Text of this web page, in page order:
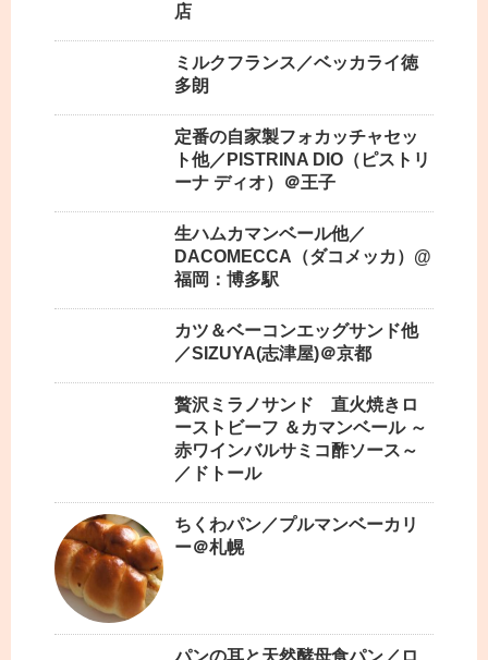
店
ミルクフランス／ベッカライ徳
多朗
定番の自家製フォカッチャセッ
ト他／PISTRINA DIO（ピストリ
ーナ ディオ）＠王子
生ハムカマンベール他／
DACOMECCA（ダコメッカ）@
福岡：博多駅
カツ＆ベーコンエッグサンド他
／SIZUYA(志津屋)＠京都
贅沢ミラノサンド 直火焼きロ
ーストビーフ ＆カマンベール ～
赤ワインバルサミコ酢ソース～
／ドトール
ちくわパン／プルマンベーカリ
ー＠札幌
パンの耳と天然酵母食パン／ロ